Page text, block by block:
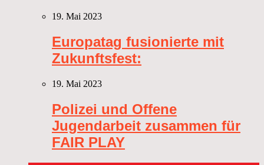
19. Mai 2023
Europatag fusionierte mit
Zukunftsfest:
19. Mai 2023
Polizei und Offene
Jugendarbeit zusammen für
FAIR PLAY